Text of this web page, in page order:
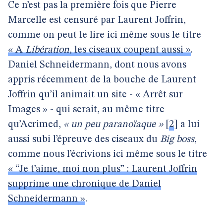
Ce n’est pas la première fois que Pierre
Marcelle est censuré par Laurent Joffrin,
comme on peut le lire ici même sous le titre
« ALibération, les ciseaux coupent aussi ».
Daniel Schneidermann, dont nous avons
appris récemment de la bouche de Laurent
Joffrin qu’il animait un site - « Arrêt sur
Images » - qui serait, au même titre
qu’Acrimed, « un peu paranoïaque »[ 2
a lui
aussi subi l’épreuve des ciseaux du Big boss,
comme nous l’écrivions ici même sous le titre
« “Je t’aime, moi non plus” : Laurent Joffrin
supprime une chronique de Daniel
Schneidermann ».